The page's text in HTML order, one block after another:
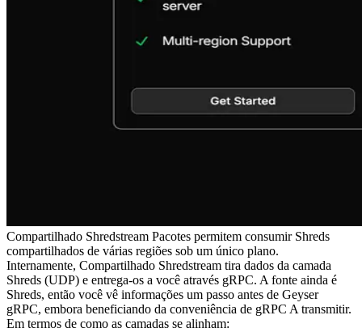
Compartilhado Shredstream Pacotes permitem consumir Shreds
compartilhados de várias regiões sob um único plano.
Internamente, Compartilhado Shredstream tira dados da camada
Shreds (UDP) e entrega-os a você através gRPC. A fonte ainda é
Shreds, então você vê informações um passo antes de Geyser
gRPC, embora beneficiando da conveniência de gRPC A transmitir.
Em termos de como as camadas se alinham: